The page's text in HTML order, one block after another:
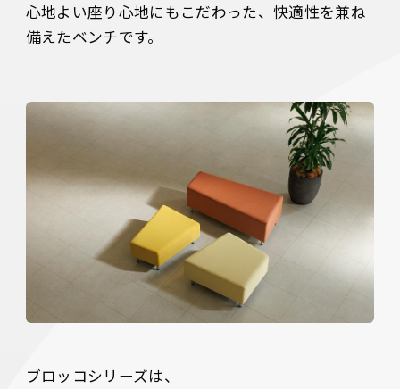
心地よい座り心地にもこだわった、快適性を兼ね
備えたベンチです。
ブロッコシリーズは、